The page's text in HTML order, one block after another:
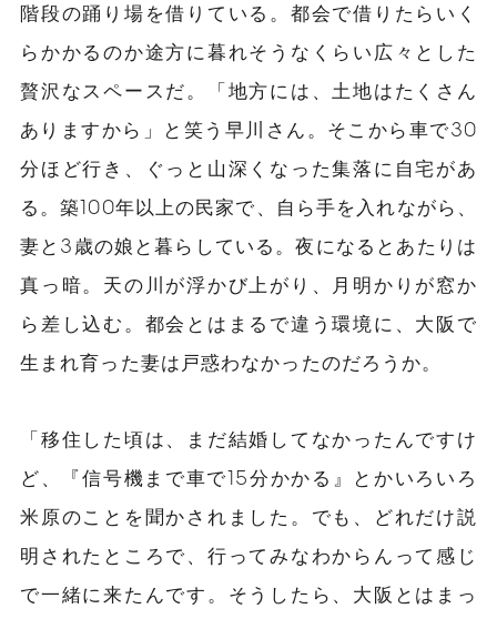
階段の踊り場を借りている。都会で借りたらいく
らかかるのか途方に暮れそうなくらい広々とした
贅沢なスペースだ。「地方には、土地はたくさん
ありますから」と笑う早川さん。そこから車で30
分ほど行き、ぐっと山深くなった集落に自宅があ
る。築100年以上の民家で、自ら手を入れながら、
妻と3歳の娘と暮らしている。夜になるとあたりは
真っ暗。天の川が浮かび上がり、月明かりが窓か
ら差し込む。都会とはまるで違う環境に、大阪で
生まれ育った妻は戸惑わなかったのだろうか。
「移住した頃は、まだ結婚してなかったんですけ
ど、『信号機まで車で15分かかる』とかいろいろ
米原のことを聞かされました。でも、どれだけ説
明されたところで、行ってみなわからんって感じ
で一緒に来たんです。そうしたら、大阪とはまっ